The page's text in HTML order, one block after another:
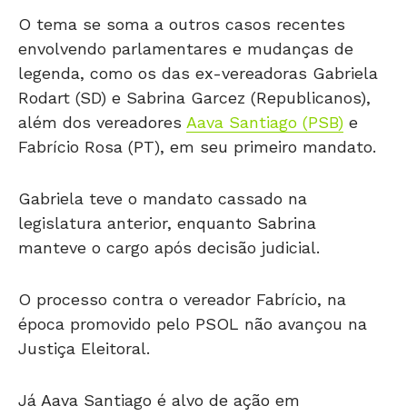
O tema se soma a outros casos recentes
envolvendo parlamentares e mudanças de
legenda, como os das ex-vereadoras Gabriela
Rodart (SD) e Sabrina Garcez (Republicanos),
além dos vereadores Aava Santiago (PSB) e
Fabrício Rosa (PT), em seu primeiro mandato.
Gabriela teve o mandato cassado na
legislatura anterior, enquanto Sabrina
manteve o cargo após decisão judicial.
O processo contra o vereador Fabrício, na
época promovido pelo PSOL não avançou na
Justiça Eleitoral.
Já Aava Santiago é alvo de ação em